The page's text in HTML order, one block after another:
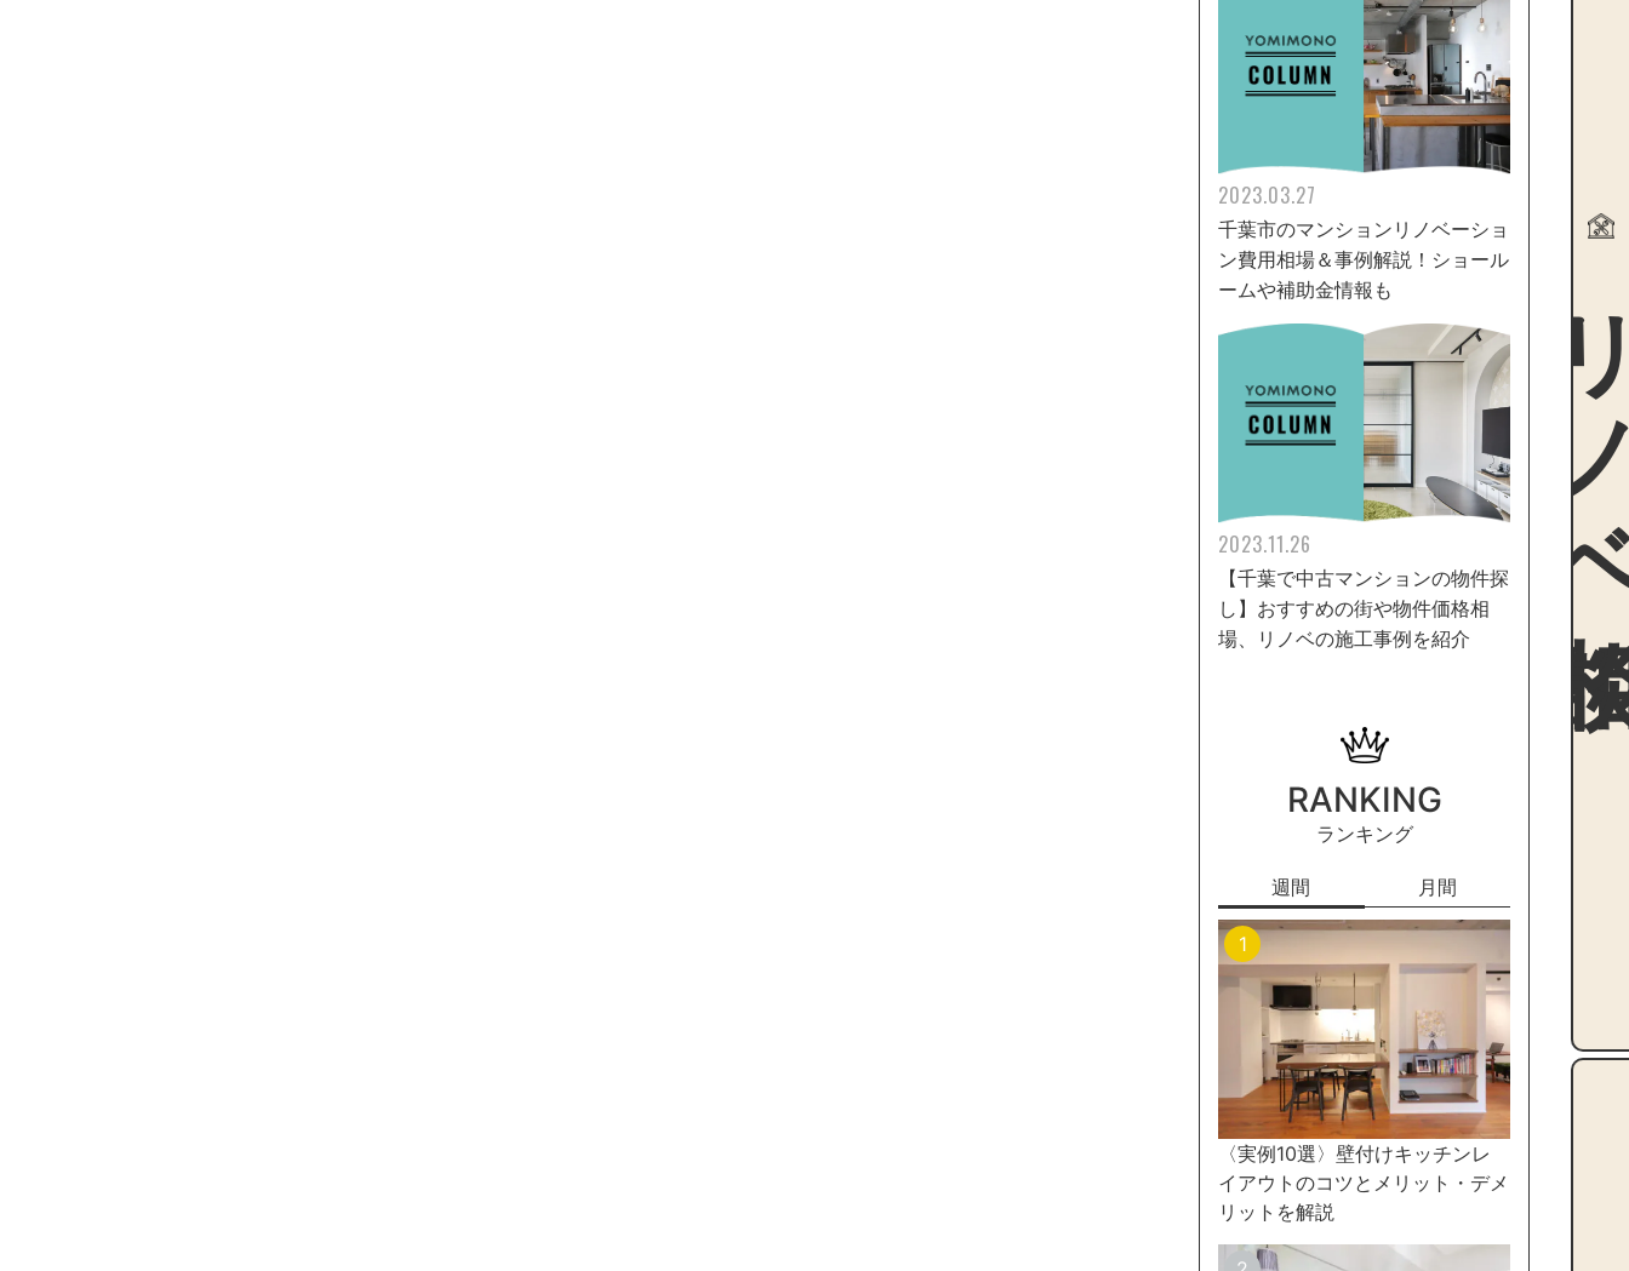
2023.03.27
千葉市のマンションリノベーショ
ン費用相場＆事例解説！ショール
ームや補助金情報も
2023.11.26
【千葉で中古マンションの物件探
し】おすすめの街や物件価格相
場、リノベの施工事例を紹介
RANKING
ランキング
週間 月間
〈実例10選〉壁付けキッチンレ
イアウトのコツとメリット・デメ
リットを解説
リ